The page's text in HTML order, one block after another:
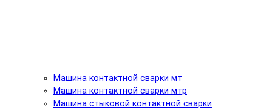
Машина контактной сварки мт
Машина контактной сварки мтр
Машина стыковой контактной сварки